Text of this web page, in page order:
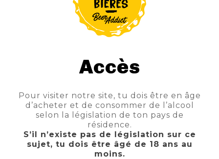
ROTHAUS PILS
2,70 €TTC Prix
AJOUTER AU PANIER
Accès
Pour visiter notre site, tu dois être en âge
d’acheter et de consommer de l’alcool
selon la législation de ton pays de
résidence.
S’il n’existe pas de législation sur ce
sujet, tu dois être âgé de 18 ans au
moins.